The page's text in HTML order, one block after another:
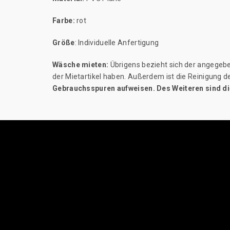
Farbe: rot
Größe: Individuelle Anfertigung
Wäsche mieten: Übrigens bezieht sich der
der Mietartikel haben. Außerdem ist die Reinigung
Gebrauchsspuren aufweisen. Des Weiteren sind